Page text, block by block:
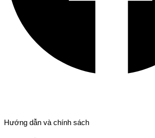
Hướng dẫn và chính sách